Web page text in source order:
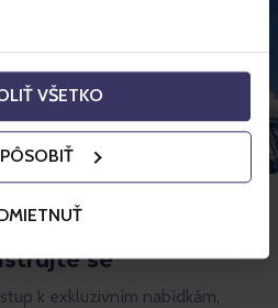
VŠETKO
se
k exkluzivním nabídkám,